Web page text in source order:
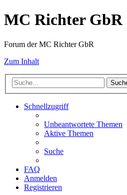
MC Richter GbR
Forum der MC Richter GbR
Zum Inhalt
Schnellzugriff
Unbeantwortete Themen
Aktive Themen
Suche
FAQ
Anmelden
Registrieren